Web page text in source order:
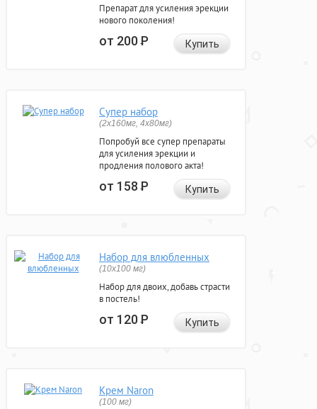
Препарат для усиления эрекции
нового поколения!
от 200Р Купить
Супер набор
(2х160мг, 4х80мг)
Попробуй все супер препараты
для усиления эрекции и
продления полового акта!
от 158Р Купить
Набор для влюбленных
(10х100 мг)
Набор для двоих, добавь страсти
в постель!
от 120Р Купить
Крем Naron
(100 мг)